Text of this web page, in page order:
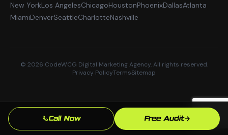
New YorkLos AngelesChicagoHoustonPhoenixDallasAtlanta
MiamiDenverSeattleCharlotteNashville
© 2026 CodeWCG Digital Marketing Agency. All rights reserved.
Privacy PolicyTermsSitemap
Call Now Free Audit